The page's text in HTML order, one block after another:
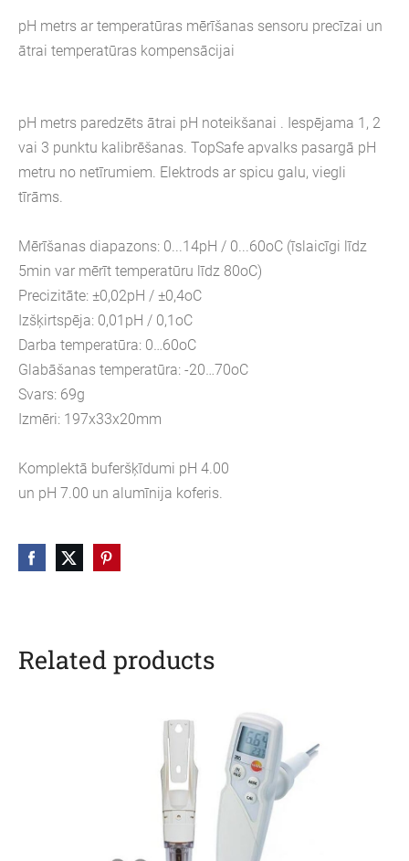
pH metrs ar temperatūras mērīšanas sensoru precīzai un
ātrai temperatūras kompensācijai
pH metrs paredzēts ātrai pH noteikšanai . Iespējama 1, 2
vai 3 punktu kalibrēšanas. TopSafe apvalks pasargā pH
metru no netīrumiem. Elektrods ar spicu galu, viegli
tīrāms.
Mērīšanas diapazons: 0...14pH / 0...60oC (īslaicīgi līdz
5min var mērīt temperatūru līdz 80oC)
Precizitāte: ±0,02pH / ±0,4oC
Izšķirtspēja: 0,01pH / 0,1oC
Darba temperatūra: 0…60oC
Glabāšanas temperatūra: -20…70oC
Svars: 69g
Izmēri: 197x33x20mm
Komplektā buferšķīdumi pH 4.00
un pH 7.00 un alumīnija koferis.
Related products